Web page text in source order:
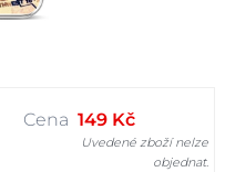
Cena 149 Kč
Uvedené zboží nelze
objednat.